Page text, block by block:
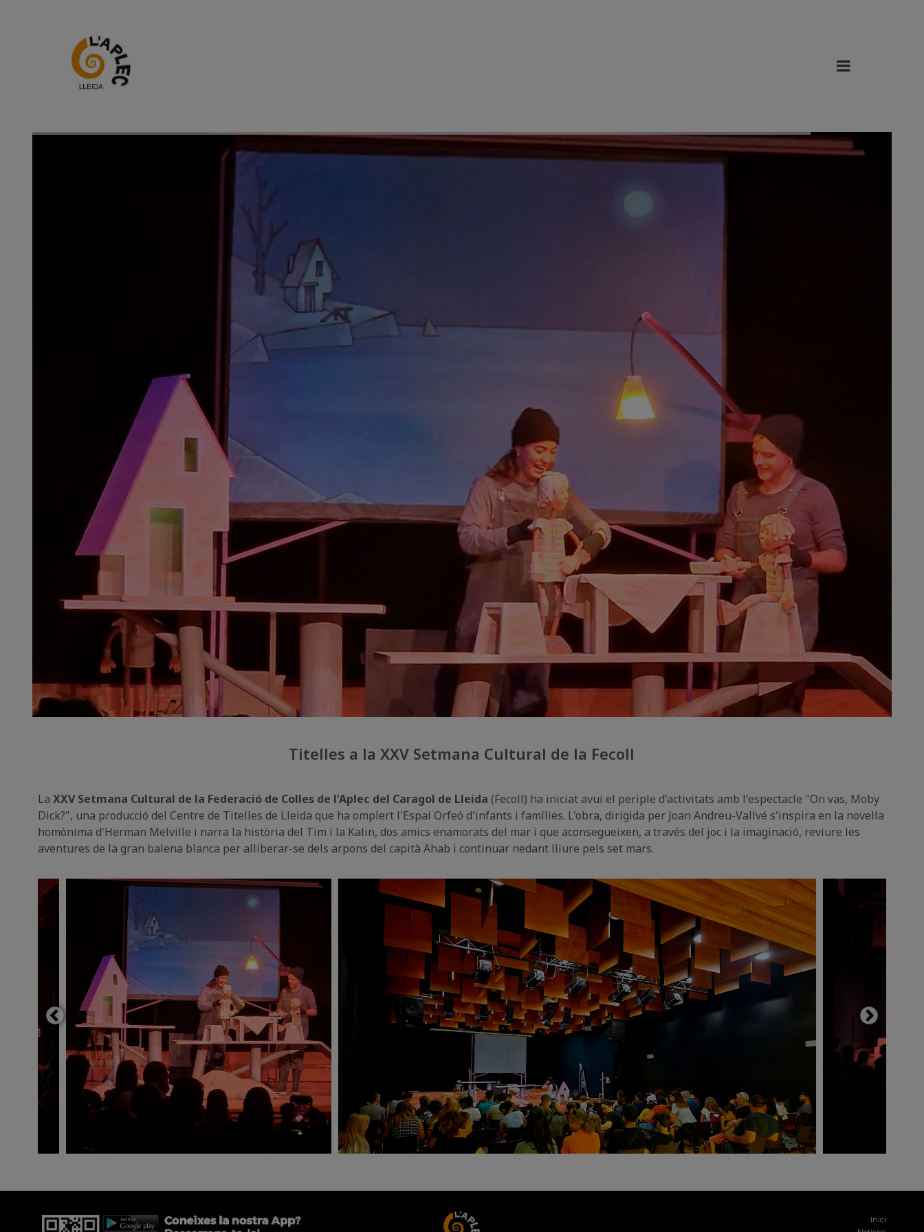
Titelles a la XXV Setmana Cultural de la Fecoll
LaXXV Setmana Cultural de la Federació de Colles de l'Aplec del Caragol de Lleida (Fecoll) ha iniciat avui el periple d'activitats amb l'espectacle "On vas, Moby
Dick?", una producció del Centre de Titelles de Lleida que ha omplert l'Espai Orfeó d'infants i famílies. L'obra, dirigida per Joan Andreu-Vallvé s'inspira en la novel·la
homònima d'Herman Melville i narra la història del Tim i la Kalin, dos amics enamorats del mar i que aconsegueixen, a través del joc i la imaginació, reviure les
aventures de la gran balena blanca per alliberar-se dels arpons del capitàAhab i continuar nedant lliure pels set mars.
Inici